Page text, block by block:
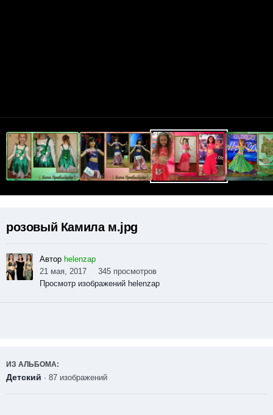
розовый Камила м.jpg
Автор helenzap
21 мая, 2017
345 просмотров
Просмотр изображений helenzap
ИЗ АЛЬБОМА:
Детский · 87 изображений